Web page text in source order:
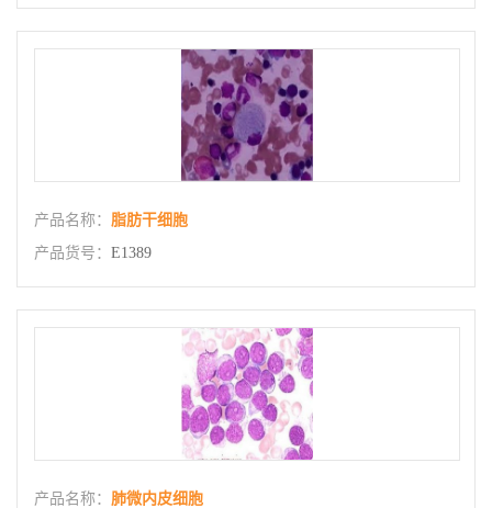
产品名称： 脂肪干细胞
产品货号： E1389
产品名称： 肺微内皮细胞